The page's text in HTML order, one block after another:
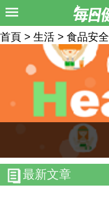
首頁 > 生活 > 食品安全
最新文章